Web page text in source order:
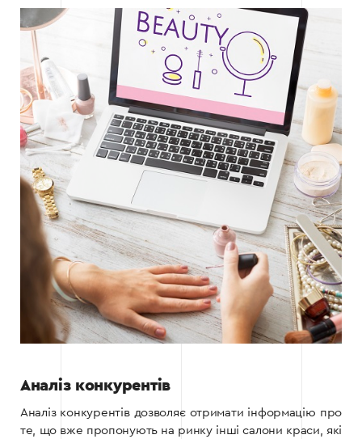
Аналіз конкурентів
Аналіз конкурентів дозволяє отримати інформацію про
те, що вже пропонують на ринку інші салони краси, які